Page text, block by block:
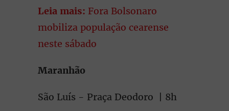
Leia mais: Fora Bolsonaro
mobiliza população cearense
neste sábado
Maranhão
São Luís - Praça Deodoro | 8h